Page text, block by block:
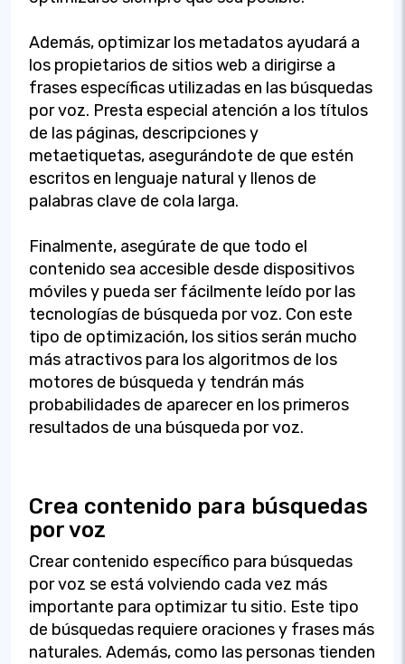
Además, optimizar los metadatos ayudará a
los propietarios de sitios web a dirigirse a
frases específicas utilizadas en las búsquedas
por voz. Presta especial atención a los títulos
de las páginas, descripciones y
metaetiquetas, asegurándote de que estén
escritos en lenguaje natural y llenos de
palabras clave de cola larga.
Finalmente, asegúrate de que todo el
contenido sea accesible desde dispositivos
móviles y pueda ser fácilmente leído por las
tecnologías de búsqueda por voz. Con este
tipo de optimización, los sitios serán mucho
más atractivos para los algoritmos de los
motores de búsqueda y tendrán más
probabilidades de aparecer en los primeros
resultados de una búsqueda por voz.
Crea contenido para búsquedas
por voz
Crear contenido específico para búsquedas
por voz se está volviendo cada vez más
importante para optimizar tu sitio. Este tipo
de búsquedas requiere oraciones y frases más
naturales. Además, como las personas tienden